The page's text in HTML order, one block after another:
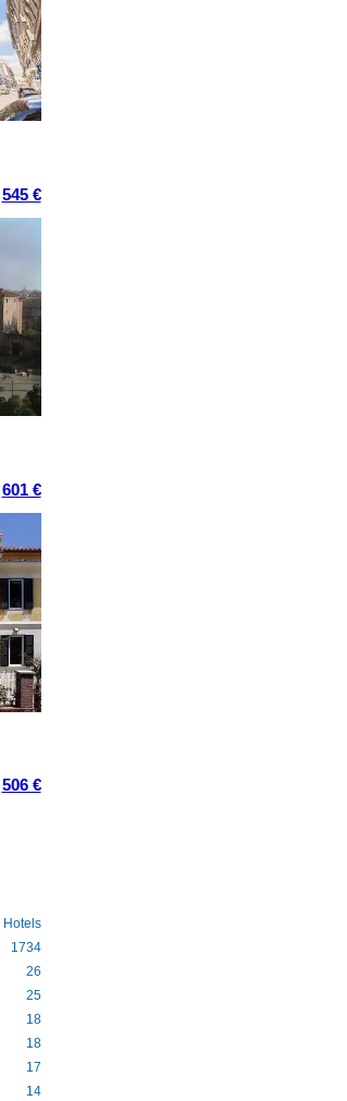
545 €
601 €
506 €
Hotels
1734
26
25
18
18
17
14